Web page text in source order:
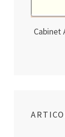
Cabinet